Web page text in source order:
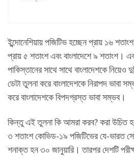
ই্ন্দোনেশিয়ায় পজিটিভ হচ্ছেন প্রায় ১৬
প্রায় ৫ শতাংশ এবং বাংলাদেশে ৯ শতাংশ।
পাকিস্তানের সাথে সাথে বাংলাদেশকে নিয়েও
ডেটা তুলনা করে বাংলাদেশকে নিরাপদ ভাবা
করে বাংলাদেশকে বিপদগ্রস্ত ভাবা সম্ভব।
কিন্তু এই তুলনা কি আমরা করব? করা উচিত
৩ শতাংশ কোভিড-১৯ পজিটিভের যে-ভারত
শনাক্ত হন ৩০ জানুয়ারি। তারপর দেশটি